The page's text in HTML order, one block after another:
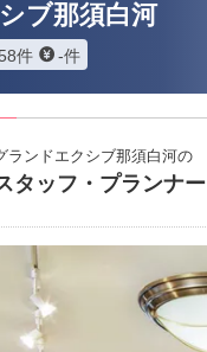
ブ那須白河
件 -件
ランドエクシブ那須白河の
タッフ・プランナー